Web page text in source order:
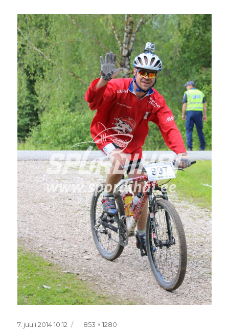
Postitatud
7. juuli 2014 10:12 Täissuurus
853 × 1280